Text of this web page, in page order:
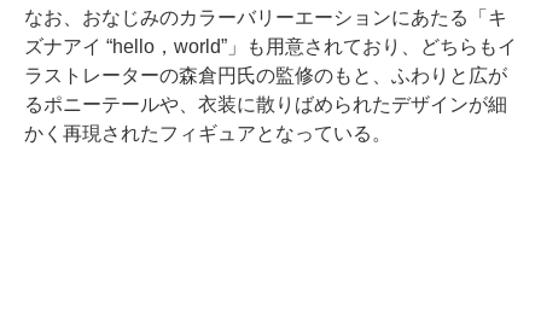
なお、おなじみのカラーバリーエーションにあたる「キ
ズナアイ “hello，world”」も用意されており、どちらもイ
ラストレーターの森倉円氏の監修のもと、ふわりと広が
るポニーテールや、衣装に散りばめられたデザインが細
かく再現されたフィギュアとなっている。